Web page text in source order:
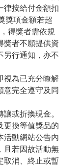
律按給付金額扣
獎項金額若超
得獎者需依規
獎者不願提供資
另行通知，亦不
視為已充分瞭解
意完全遵守及同
或折換現金。
更換等值獎品的
活動網站公告內
且若因故活動無
取消、終止或暫